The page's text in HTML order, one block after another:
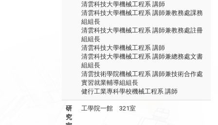
清雲科技大學機械工程系 講師
清雲科技大學機械工程系 講師兼教務處課務
組組長
清雲科技大學機械工程系 講師兼教務處註冊
組組長
清雲科技大學機械工程系 講師
清雲科技大學機械工程系 講師兼總務處文書
組組長
清雲技術學院機械工程系 講師兼技術合作處
實習就業輔導組組長
健行工業專科學校機械工程系 講師
研
究
工學院一館 321室